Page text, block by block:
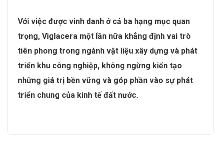
Với việc được vinh danh ở cả ba hạng mục quan
trọng, Viglacera một lần nữa khẳng định vai trò
tiên phong trong ngành vật liệu xây dựng và phát
triển khu công nghiệp, không ngừng kiến tạo
những giá trị bền vững và góp phần vào sự phát
triển chung của kinh tế đất nước.